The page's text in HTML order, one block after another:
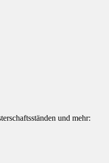
und mehr: